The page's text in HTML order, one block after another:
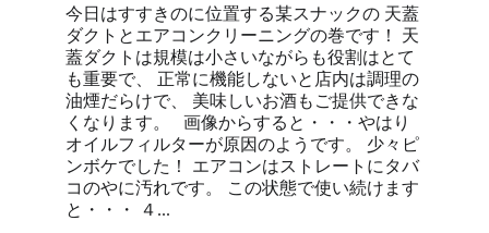
今日はすすきのに位置する某スナックの 天蓋
ダクトとエアコンクリーニングの巻です！ 天
蓋ダクトは規模は小さいながらも役割はとて
も重要で、 正常に機能しないと店内は調理の
油煙だらけで、 美味しいお酒もご提供できな
くなります。 画像からすると・・・やはり
オイルフィルターが原因のようです。 少々ピ
ンボケでした！ エアコンはストレートにタバ
コのやに汚れです。 この状態で使い続けます
と・・・ ４...